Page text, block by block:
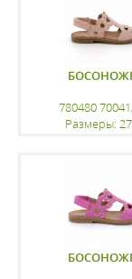
780480
Размеры: